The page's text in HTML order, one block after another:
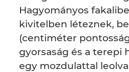
Hagyományos
kivitelben léteznek,
(centiméter
gyorsaság és a terepi
egy mozdulattal